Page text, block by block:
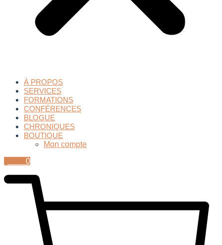
À PROPOS
SERVICES
FORMATIONS
CONFÉRENCES
BLOGUE
CHRONIQUES
BOUTIQUE
Mon compte
0